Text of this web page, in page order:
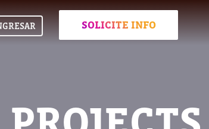
SOLICITE INFO